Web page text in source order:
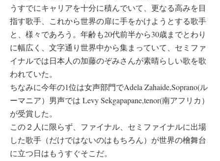
うすでにキャリアを十分に積んでいて、更なる高みを目
指す歌手、これから世界の扉に手をかけようとする歌手
と、様々であろう。年齢も20代前半から30歳までとわり
に幅広く、文字通り世界中から集まっていて、セミファ
イナルでは日本人の加藤のぞみさんが素晴らしい歌を歌
われていた。
ちなみに今年の1位は女声部門でAdela Zahaide,Soprano(ル
ーマニア）男声では Levy Sekgapapane,tenor(南アフリカ）
が受賞した。
この２人に限らず、ファイナル、セミファイナルに出場
した歌手（だけではないのはもちろん）が世界の檜舞台
に立つ日はもうすぐそこだ。